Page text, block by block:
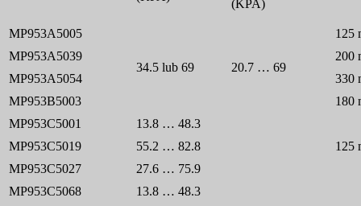
(KPA)
MP953A5005
34.5 lub 69 20.7 … 69
125
MP953A5039
200
MP953A5054
330
MP953B5003
180
MP953C5001
13.8 … 48.3
125
MP953C5019
55.2 … 82.8
MP953C5027
27.6 … 75.9
MP953C5068
13.8 … 48.3